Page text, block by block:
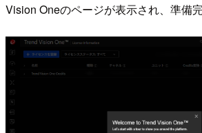
Vision Oneのページが表示され、準備